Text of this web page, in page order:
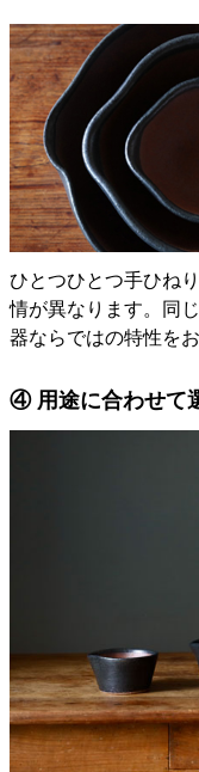
ひとつひとつ手ひね
情が異なります。同
器ならではの特性を
④ 用途に合わせて